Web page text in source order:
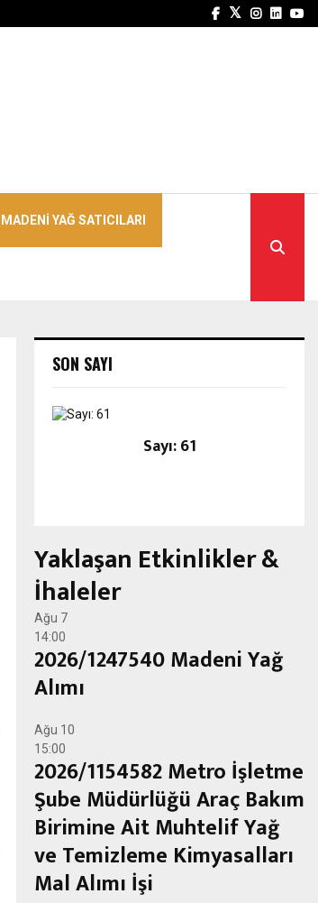
Facebook
Twitter
Instagram
YAĞ SATICILARI
SON SAYI
Sayı: 61
Yaklaşan Etkinlikler &
İhaleler
Ağu 7
14:00
2026/1247540 Madeni Yağ
Alımı
Ağu 10
15:00
2026/1154582 Metro İşletme
Şube Müdürlüğü Araç Bakım
Birimine Ait Muhtelif Yağ
ve Temizleme Kimyasalları
Mal Alımı İşi